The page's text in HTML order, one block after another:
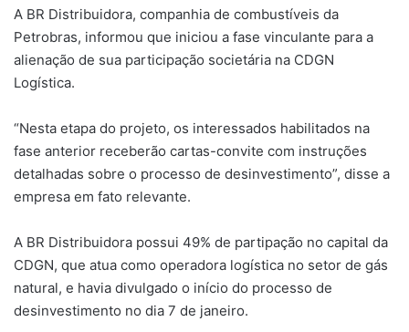
A BR Distribuidora, companhia de combustíveis da
Petrobras, informou que iniciou a fase vinculante para a
alienação de sua participação societária na CDGN
Logística.
“Nesta etapa do projeto, os interessados habilitados na
fase anterior receberão cartas-convite com instruções
detalhadas sobre o processo de desinvestimento”, disse a
empresa em fato relevante.
A BR Distribuidora possui 49% de partipação no capital da
CDGN, que atua como operadora logística no setor de gás
natural, e havia divulgado o início do processo de
desinvestimento no dia 7 de janeiro.